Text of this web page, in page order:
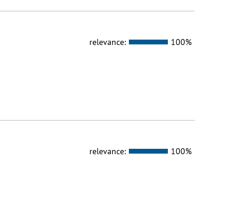
relevance: 100%
relevance: 100%